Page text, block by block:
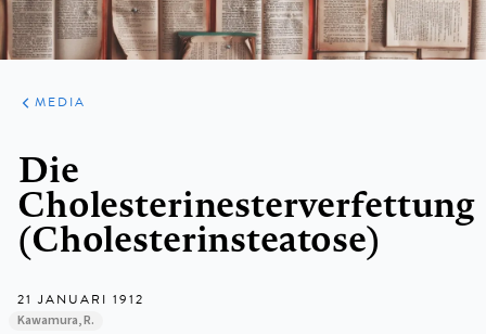
ARTIKELEN
VARIA
MEDIA
Die
Cholesterinesterverfettung
(Cholesterinsteatose)
21 JANUARI 1912
Kawamura, R.